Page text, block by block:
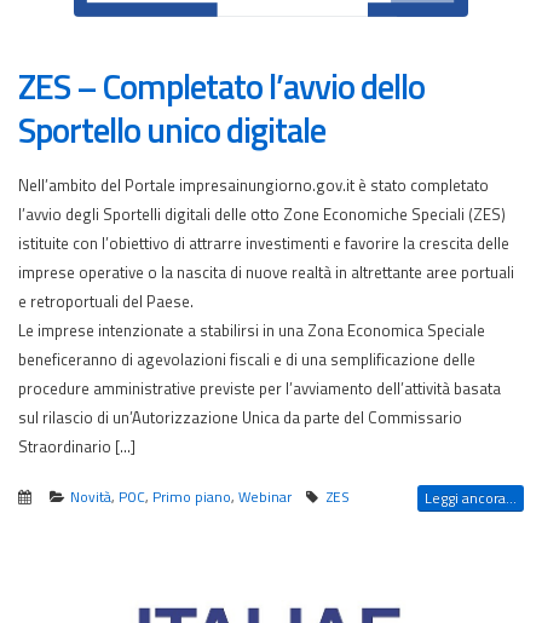
ZES – Completato l’avvio dello
Sportello unico digitale
Nell’ambito del Portale impresainungiorno.gov.it è stato completato
l’avvio degli Sportelli digitali delle otto Zone Economiche Speciali (ZES)
istituite con l’obiettivo di attrarre investimenti e favorire la crescita delle
imprese operative o la nascita di nuove realtà in altrettante aree portuali
e retroportuali del Paese.
Le imprese intenzionate a stabilirsi in una Zona Economica Speciale
beneficeranno di agevolazioni fiscali e di una semplificazione delle
procedure amministrative previste per l’avviamento dell’attività basata
sul rilascio di un’Autorizzazione Unica da parte del Commissario
Straordinario […]
Novità, POC, Primo piano,Webinar ZES Leggi ancora...